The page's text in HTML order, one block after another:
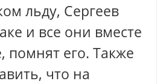
льду, Сергеев
и все они вместе
помнят его. Также
что на